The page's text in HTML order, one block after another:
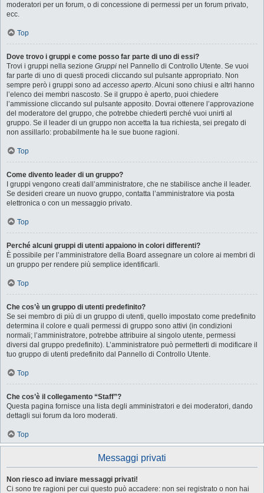
moderatori per un forum, o di concessione di permessi per un forum privato,
ecc.
Top
Dove trovo i gruppi e come posso far parte di uno di essi?
Trovi i gruppi nella sezione Gruppi nel Pannello di Controllo Utente. Se vuoi
far parte di uno di questi procedi cliccando sul pulsante appropriato. Non
sempre però i gruppi sono ad accesso aperto. Alcuni sono chiusi e altri hanno
l’elenco dei membri nascosto. Se il gruppo è aperto, puoi chiedere
l’ammissione cliccando sul pulsante apposito. Dovrai ottenere l’approvazione
del moderatore del gruppo, che potrebbe chiederti perché vuoi unirti al
gruppo. Se il leader di un gruppo non accetta la tua richiesta, sei pregato di
non assillarlo: probabilmente ha le sue buone ragioni.
Top
Come divento leader di un gruppo?
I gruppi vengono creati dall’amministratore, che ne stabilisce anche il leader.
Se desideri creare un nuovo gruppo, contatta l’amministratore via posta
elettronica o con un messaggio privato.
Top
Perché alcuni gruppi di utenti appaiono in colori differenti?
È possibile per l’amministratore della Board assegnare un colore ai membri di
un gruppo per rendere più semplice identificarli.
Top
Che cos’è un gruppo di utenti predefinito?
Se sei membro di più di un gruppo di utenti, quello impostato come predefinito
determina il colore e quali permessi di gruppo sono attivi (in condizioni
normali; l’amministratore, potrebbe attribuire al singolo utente, permessi
diversi dal gruppo predefinito). L’amministratore può permetterti di modificare il
tuo gruppo di utenti predefinito dal Pannello di Controllo Utente.
Top
Che cos’è il collegamento “Staff”?
Questa pagina fornisce una lista degli amministratori e dei moderatori, dando
dettagli sui forum da loro moderati.
Top
Messaggi privati
Non riesco ad inviare messaggi privati!
Ci sono tre ragioni per cui questo può accadere: non sei registrato o non hai